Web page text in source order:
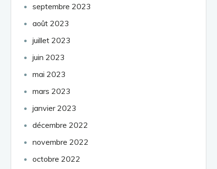
septembre 2023
août 2023
juillet 2023
juin 2023
mai 2023
mars 2023
janvier 2023
décembre 2022
novembre 2022
octobre 2022